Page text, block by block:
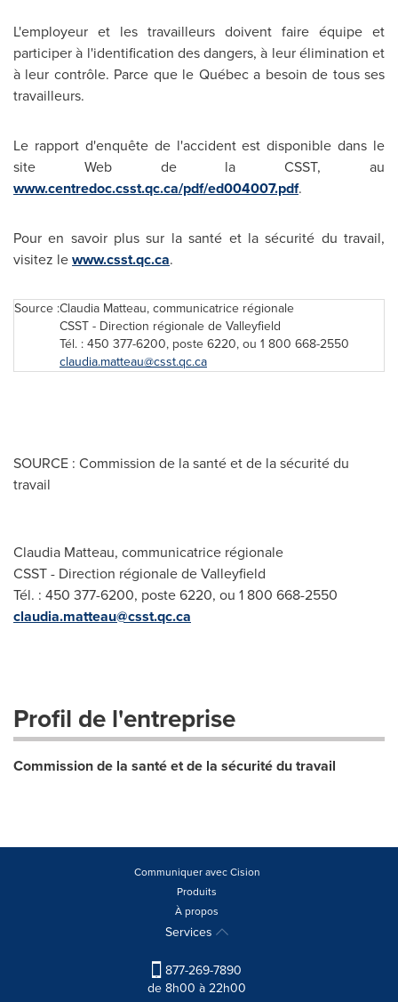
L'employeur et les travailleurs doivent faire équipe et
participer à l'identification des dangers, à leur élimination et
à leur contrôle. Parce que le Québec a besoin de tous ses
travailleurs.
Le rapport d'enquête de l'accident est disponible dans le
site Web de la CSST, au
www.centredoc.csst.qc.ca/pdf/ed004007.pdf.
Pour en savoir plus sur la santé et la sécurité du travail,
visitez lewww.csst.qc.ca.
Source :Claudia Matteau, communicatrice régionale
CSST - Direction régionale de Valleyfield
Tél. : 450 377-6200, poste 6220, ou 1 800 668-2550
claudia.matteau@csst.qc.ca
SOURCE : Commission de la santé et de la sécurité du
travail
Claudia Matteau, communicatrice régionale
CSST - Direction régionale de Valleyfield
Tél. : 450 377-6200, poste 6220, ou 1 800 668-2550
claudia.matteau@csst.qc.ca
Profil de l'entreprise
Commission de la santé et de la sécurité du travail
Communiquer avec Cision
Produits
À propos
Services
877-269-7890
de 8h00 à 22h00